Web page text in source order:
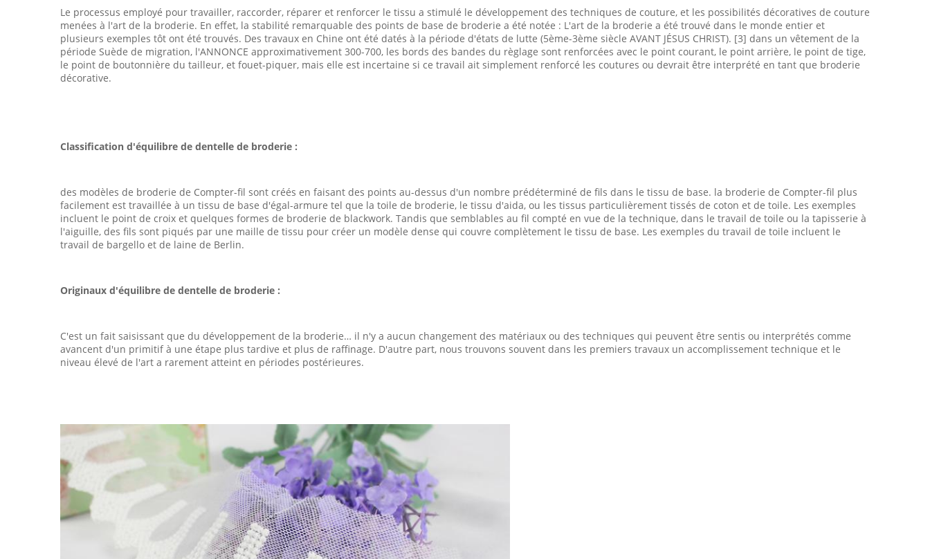
Le processus employé pour travailler, raccorder, réparer et renforcer le tissu a stimulé le développement des techniques de couture, et les possibilités décoratives de couture
menées à l'art de la broderie. En effet, la stabilité remarquable des points de base de broderie a été notée : L'art de la broderie a été trouvé dans le monde entier et
plusieurs exemples tôt ont été trouvés. Des travaux en Chine ont été datés à la période d'états de lutte (5ème-3ème siècle AVANT JÉSUS CHRIST). [3] dans un vêtement de la
période Suède de migration, l'ANNONCE approximativement 300-700, les bords des bandes du règlage sont renforcées avec le point courant, le point arrière, le point de tige,
le point de boutonnière du tailleur, et fouet-piquer, mais elle est incertaine si ce travail ait simplement renforcé les coutures ou devrait être interprété en tant que broderie
décorative.
Classification d'équilibre de dentelle de broderie :
des modèles de broderie de Compter-fil sont créés en faisant des points au-dessus d'un nombre prédéterminé de fils dans le tissu de base. la broderie de Compter-fil plus
facilement est travaillée à un tissu de base d'égal-armure tel que la toile de broderie, le tissu d'aida, ou les tissus particulièrement tissés de coton et de toile. Les exemples
incluent le point de croix et quelques formes de broderie de blackwork. Tandis que semblables au fil compté en vue de la technique, dans le travail de toile ou la tapisserie à
l'aiguille, des fils sont piqués par une maille de tissu pour créer un modèle dense qui couvre complètement le tissu de base. Les exemples du travail de toile incluent le
travail de bargello et de laine de Berlin.
Originaux d'équilibre de dentelle de broderie :
C'est un fait saisissant que du développement de la broderie… il n'y a aucun changement des matériaux ou des techniques qui peuvent être sentis ou interprétés comme
avancent d'un primitif à une étape plus tardive et plus de raffinage. D'autre part, nous trouvons souvent dans les premiers travaux un accomplissement technique et le
niveau élevé de l'art a rarement atteint en périodes postérieures.